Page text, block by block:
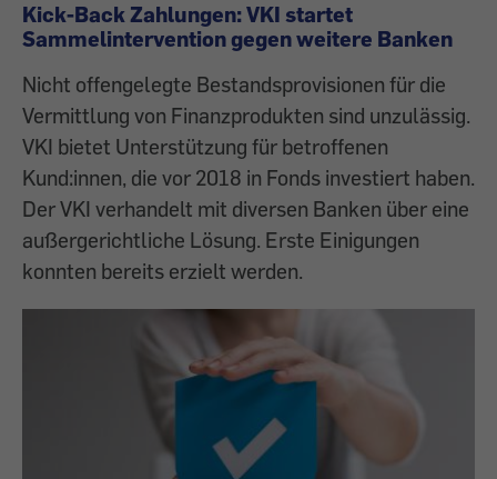
Kick-Back Zahlungen: VKI startet
Sammelintervention gegen weitere Banken
Nicht offengelegte Bestandsprovisionen für die
Vermittlung von Finanzprodukten sind unzulässig.
VKI bietet Unterstützung für betroffenen
Kund:innen, die vor 2018 in Fonds investiert haben.
Der VKI verhandelt mit diversen Banken über eine
außergerichtliche Lösung. Erste Einigungen
konnten bereits erzielt werden.